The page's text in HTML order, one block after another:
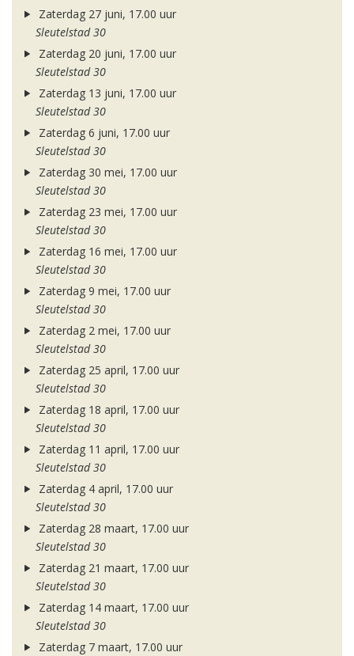
Zaterdag 27 juni, 17.00 uur
Sleutelstad 30
Zaterdag 20 juni, 17.00 uur
Sleutelstad 30
Zaterdag 13 juni, 17.00 uur
Sleutelstad 30
Zaterdag 6 juni, 17.00 uur
Sleutelstad 30
Zaterdag 30 mei, 17.00 uur
Sleutelstad 30
Zaterdag 23 mei, 17.00 uur
Sleutelstad 30
Zaterdag 16 mei, 17.00 uur
Sleutelstad 30
Zaterdag 9 mei, 17.00 uur
Sleutelstad 30
Zaterdag 2 mei, 17.00 uur
Sleutelstad 30
Zaterdag 25 april, 17.00 uur
Sleutelstad 30
Zaterdag 18 april, 17.00 uur
Sleutelstad 30
Zaterdag 11 april, 17.00 uur
Sleutelstad 30
Zaterdag 4 april, 17.00 uur
Sleutelstad 30
Zaterdag 28 maart, 17.00 uur
Sleutelstad 30
Zaterdag 21 maart, 17.00 uur
Sleutelstad 30
Zaterdag 14 maart, 17.00 uur
Sleutelstad 30
Zaterdag 7 maart, 17.00 uur